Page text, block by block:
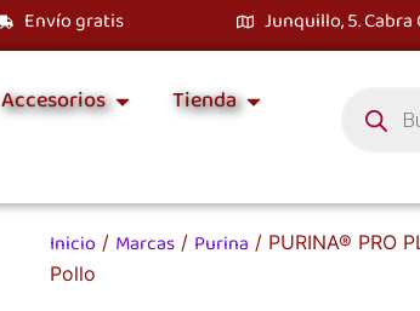
Envío gratis Junquillo, 5.
Accesorios
Tienda
Inicio / Marcas / Purina / PURINA® PRO
Pollo